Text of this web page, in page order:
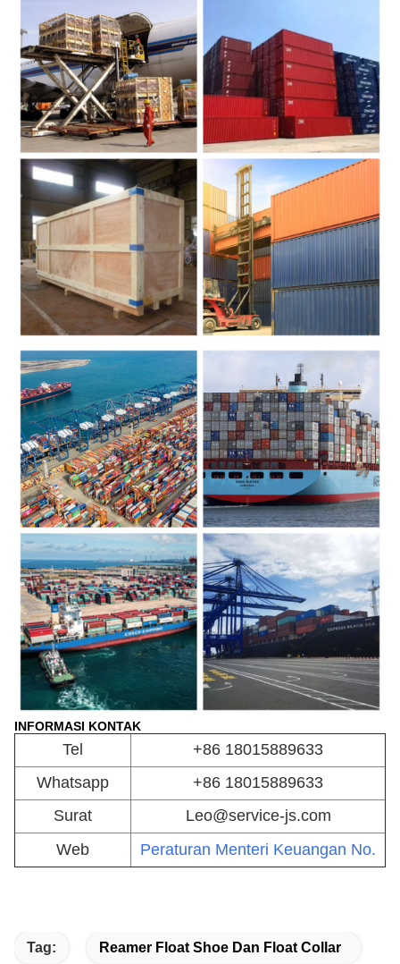
INFORMASI KONTAK
Tel
+86 18015889633
Whatsapp
+86 18015889633
Surat
Leo@service-js.com
Web
Peraturan Menteri Keuangan No.
Tag: Reamer Float Shoe Dan Float Collar